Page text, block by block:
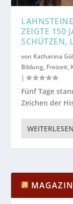
ZEIGTE 150
SCHÜTZEN,
von Katharina
Bildung, Freizeit,
|
Fünf Tage
Zeichen der
WEITERLESEN